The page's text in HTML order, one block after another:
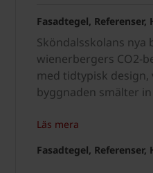
Fasadtegel, Referenser,
Sköndalsskolans
wienerbergers CO2-
med tidtypisk
byggnaden smälter
Läs mera
Fasadtegel, Referenser,